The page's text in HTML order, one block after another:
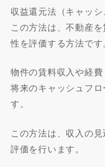
収益還元法（キャッ
この方法は、不動産
性を評価する方法です
物件の賃料収入や経費
将来のキャッシュフ
す。
この方法は、収入の
評価を行います。